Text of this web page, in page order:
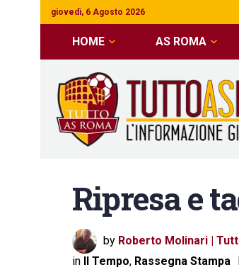
giovedì, 6 Agosto 2026
HOME AS ROMA
Ripresa e
by Roberto Molinari |
in Il Tempo, Rassegna Stampa